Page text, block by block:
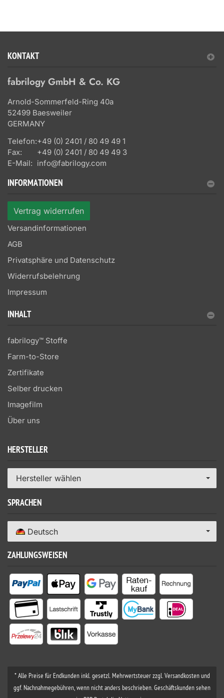
KONTAKT
fabrilogy GmbH & Co. KG
Arnold-Sommerfeld-Ring 40a
52499 Baesweiler
GERMANY
Telefon:+49 (0) 2401 / 80 49 49 1
Fax:
+49 (0) 2401 / 80 49 49 3
E-Mail: info@fabrilogy.com
INFORMATIONEN
Vertrag widerrufen
Versandinformationen
AGB
Privatsphäre und Datenschutz
Widerrufsbelehrung
Impressum
INHALT
fabrilogy™ Stoffe
Farm-to-Store
Zertifikate
Selber drucken
Imagefilm
Über uns
HERSTELLER
Hersteller wählen
SPRACHEN
Deutsch
ZAHLUNGSWEISEN
* Alle Preise für Endkunden inkl. gesetzl. Mehrwertsteuer zzgl. Versandkosten und
ggf. Nachnahmegebühren, wenn nicht anders beschrieben. Geschäftskunden sehen